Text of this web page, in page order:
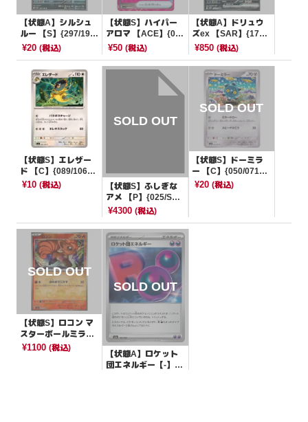
【状態A】シルシュ
ルー 【S】{297/190}
[SV4a]
¥20 (税込)
【状態S】ハイパー
アロマ 【ACE】{05
5/066}[SV5a]
¥50(税込)
【状態A】ドリュウ
ズex 【SAR】{171/
086}[SV11B]
¥850 (税込)
【状態S】エレザー
ド 【C】{089/106}
[SV8]
¥10 (税込)
【状態S】ふしぎな
アメ 【P】{025/SM-
P}[その他]
¥4300(税込)
【状態S】ドーミラ
ー 【C】{050/071}
[SV2P]
¥20 (税込)
【状態S】ロコン マ
スターボールミラー
【C】{037/165}[SV
¥1100 (税込)
【状態A】ロケット
団エネルギー【-】{1